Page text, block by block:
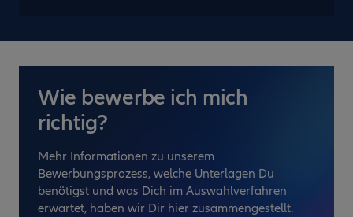
Wie bewerbe ich mich
richtig?
Mehr Informationen zu unserem
Bewerbungsprozess, welche Unterlagen Du
benötigst und was Dich im Auswahlverfahren
erwartet, haben wir Dir hier zusammengestellt.